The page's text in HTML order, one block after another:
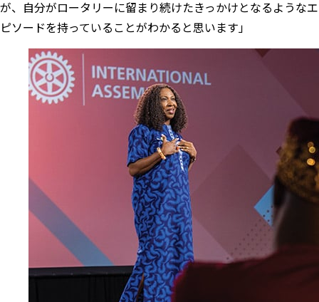
が、自分がロータリーに留まり続けたきっかけとなるようなエ
ピソードを持っていることがわかると思います」